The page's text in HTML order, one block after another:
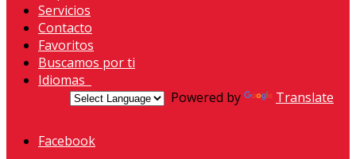
Servicios
Contacto
Favoritos
Buscamos por ti
Idiomas
Powered by
Translate
Facebook